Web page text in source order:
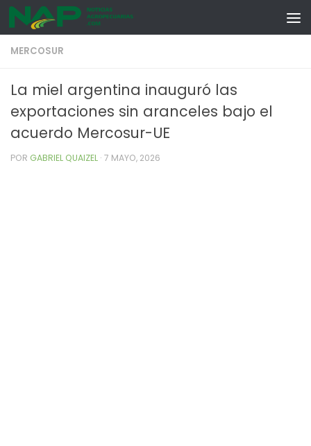
Skip to content
MERCOSUR
La miel argentina inauguró las
exportaciones sin aranceles bajo el
acuerdo Mercosur-UE
POR GABRIEL QUAIZEL · 7 MAYO, 2026